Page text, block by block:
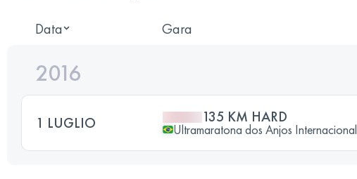
Data Gara
2016
1 LUGLIO 135 KM HARD
Ultramaratona dos Anjos Internacional